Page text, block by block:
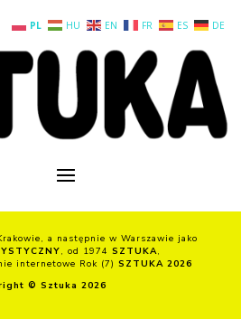
a następnie w Warszawie jako
, od 1974 SZTUKA,
internetowe Rok (7)SZTUKA 2026
© Sztuka 2026
PL HU EN FR ES DE